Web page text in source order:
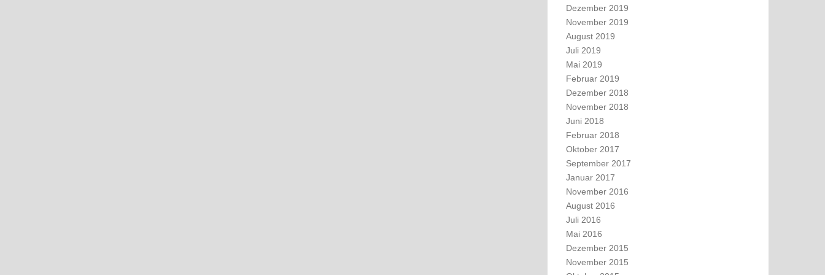
Dezember 2019
November 2019
August 2019
Juli 2019
Mai 2019
Februar 2019
Dezember 2018
November 2018
Juni 2018
Februar 2018
Oktober 2017
September 2017
Januar 2017
November 2016
August 2016
Juli 2016
Mai 2016
Dezember 2015
November 2015